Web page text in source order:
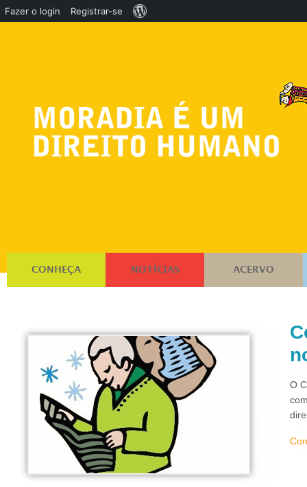
CONHEÇA NOTÍCIAS ACERVO
O
Fazer o login Registrar-se